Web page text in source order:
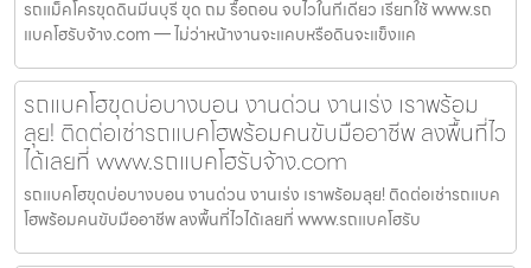
รถแม็คโครขุดดินมีนบุรี ขุด ถม รื้อถอน จบไวในที่เดียว เรียกใช้ www.รถ
แบคโฮรับจ้าง.com — ไม่ว่าหน้างานจะแคบหรือดินจะแข็งแค
รถแบคโฮขุดบ่อบางบอน งานด่วน งานเร่ง เราพร้อม
ลุย! ติดต่อเช่ารถแบคโฮพร้อมคนขับมืออาชีพ ลงพื้นที่ไว
ได้เลยที่ www.รถแบคโฮรับจ้าง.com
รถแบคโฮขุดบ่อบางบอน งานด่วน งานเร่ง เราพร้อมลุย! ติดต่อเช่ารถแบค
โฮพร้อมคนขับมืออาชีพ ลงพื้นที่ไวได้เลยที่ www.รถแบคโฮรับ